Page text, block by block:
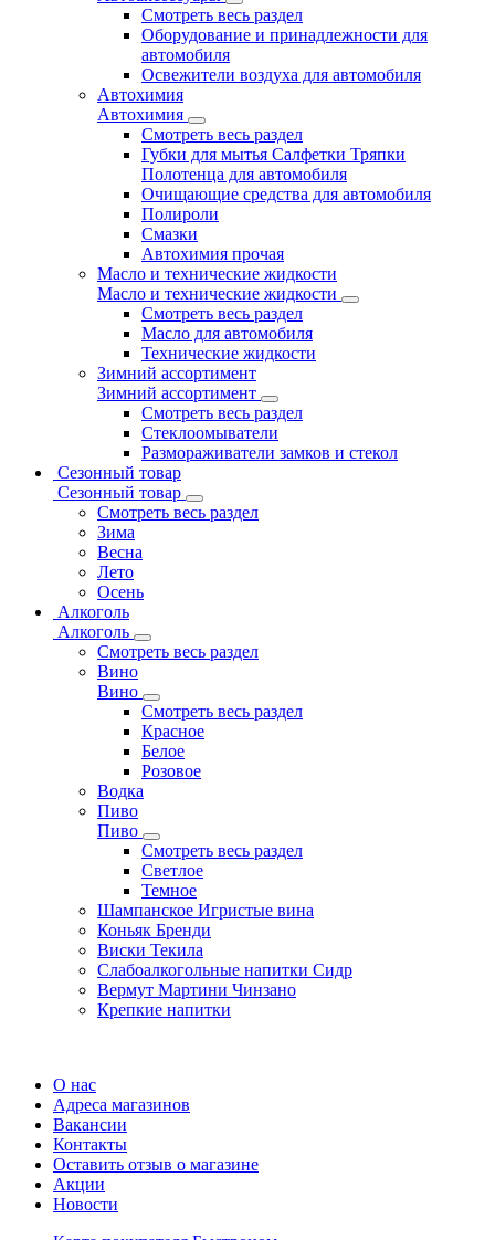
Смотреть весь раздел
Оборудование и принадлежности для
автомобиля
Освежители воздуха для автомобиля
Автохимия
Автохимия
Смотреть весь раздел
Губки для мытья Салфетки Тряпки
Полотенца для автомобиля
Очищающие средства для автомобиля
Полироли
Смазки
Автохимия прочая
Масло и технические жидкости
Масло и технические жидкости
Смотреть весь раздел
Масло для автомобиля
Технические жидкости
Зимний ассортимент
Зимний ассортимент
Смотреть весь раздел
Стеклоомыватели
Размораживатели замков и стекол
Сезонный товар
Сезонный товар
Смотреть весь раздел
Зима
Весна
Лето
Осень
Алкоголь
Алкоголь
Смотреть весь раздел
Вино
Вино
Смотреть весь раздел
Красное
Белое
Розовое
Водка
Пиво
Пиво
Смотреть весь раздел
Cветлое
Темное
Шампанское Игристые вина
Коньяк Бренди
Виски Текила
Слабоалкогольные напитки Сидр
Вермут Мартини Чинзано
Крепкие напитки
О нас
Адреса магазинов
Вакансии
Контакты
Оставить отзыв о магазине
Акции
Новости